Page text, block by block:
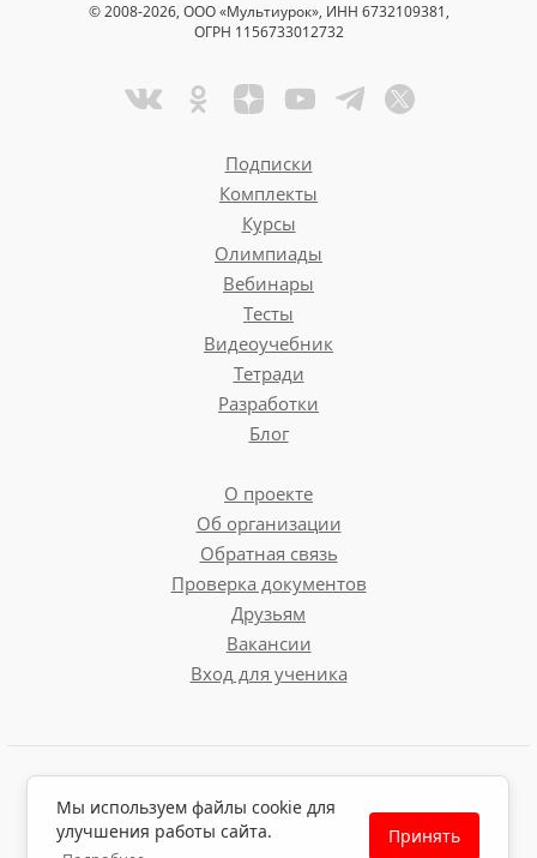
© 2008-2026, ООО «Мультиурок», ИНН 6732109381,
ОГРН 1156733012732
Подписки
Комплекты
Курсы
Олимпиады
Вебинары
Тесты
Видеоучебник
Тетради
Разработки
Блог
О проекте
Об организации
Обратная связь
Проверка документов
Друзьям
Вакансии
Вход для ученика
Политика обработки персональных данных
Политика использования файлов cookie
Мы используем файлы cookie для
улучшения работы сайта.
Принять